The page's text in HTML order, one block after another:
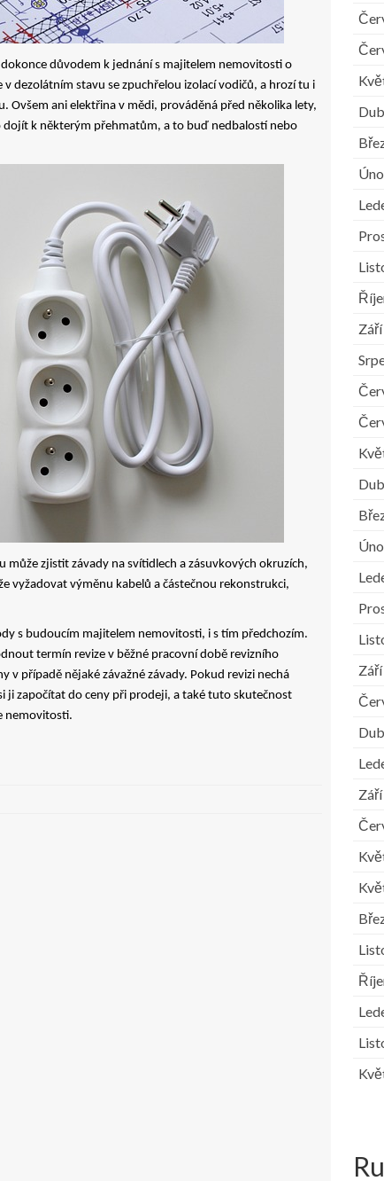
důvodem k jednání s majitelem nemovitosti o
dezolátním stavu se zpuchřelou izolací vodičů, a hrozí tu i
Ovšem ani elektřina v mědi, prováděná před několika lety,
k některým přehmatům, a to buď nedbalostí nebo
může zjistit závady na svítidlech a zásuvkových okruzích,
vyžadovat výměnu kabelů a částečnou rekonstrukci,
s budoucím majitelem nemovitosti, i s tím předchozím.
termín revize v běžné pracovní době revizního
v případě nějaké závažné závady. Pokud revizi nechá
ji započítat do ceny při prodeji, a také tuto skutečnost
nemovitosti.